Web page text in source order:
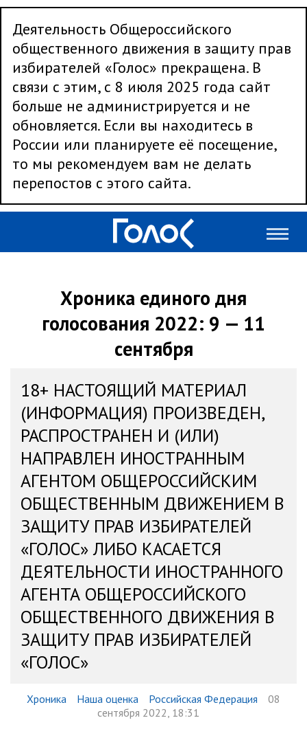
Деятельность Общероссийского
общественного движения в защиту прав
избирателей «Голос» прекращена. В
связи с этим, с 8 июля 2025 года сайт
больше не администрируется и не
обновляется. Если вы находитесь в
России или планируете её посещение,
то мы рекомендуем вам не делать
перепостов с этого сайта.
Хроника единого дня
голосования 2022: 9 — 11
сентября
18+ НАСТОЯЩИЙ МАТЕРИАЛ
(ИНФОРМАЦИЯ) ПРОИЗВЕДЕН,
РАСПРОСТРАНЕН И (ИЛИ)
НАПРАВЛЕН ИНОСТРАННЫМ
АГЕНТОМ ОБЩЕРОССИЙСКИМ
ОБЩЕСТВЕННЫМ ДВИЖЕНИЕМ В
ЗАЩИТУ ПРАВ ИЗБИРАТЕЛЕЙ
«ГОЛОС» ЛИБО КАСАЕТСЯ
ДЕЯТЕЛЬНОСТИ ИНОСТРАННОГО
АГЕНТА ОБЩЕРОССИЙСКОГО
ОБЩЕСТВЕННОГО ДВИЖЕНИЯ В
ЗАЩИТУ ПРАВ ИЗБИРАТЕЛЕЙ
«ГОЛОС»
Хроника Наша оценка Российская Федерация
08
сентября 2022, 18:31